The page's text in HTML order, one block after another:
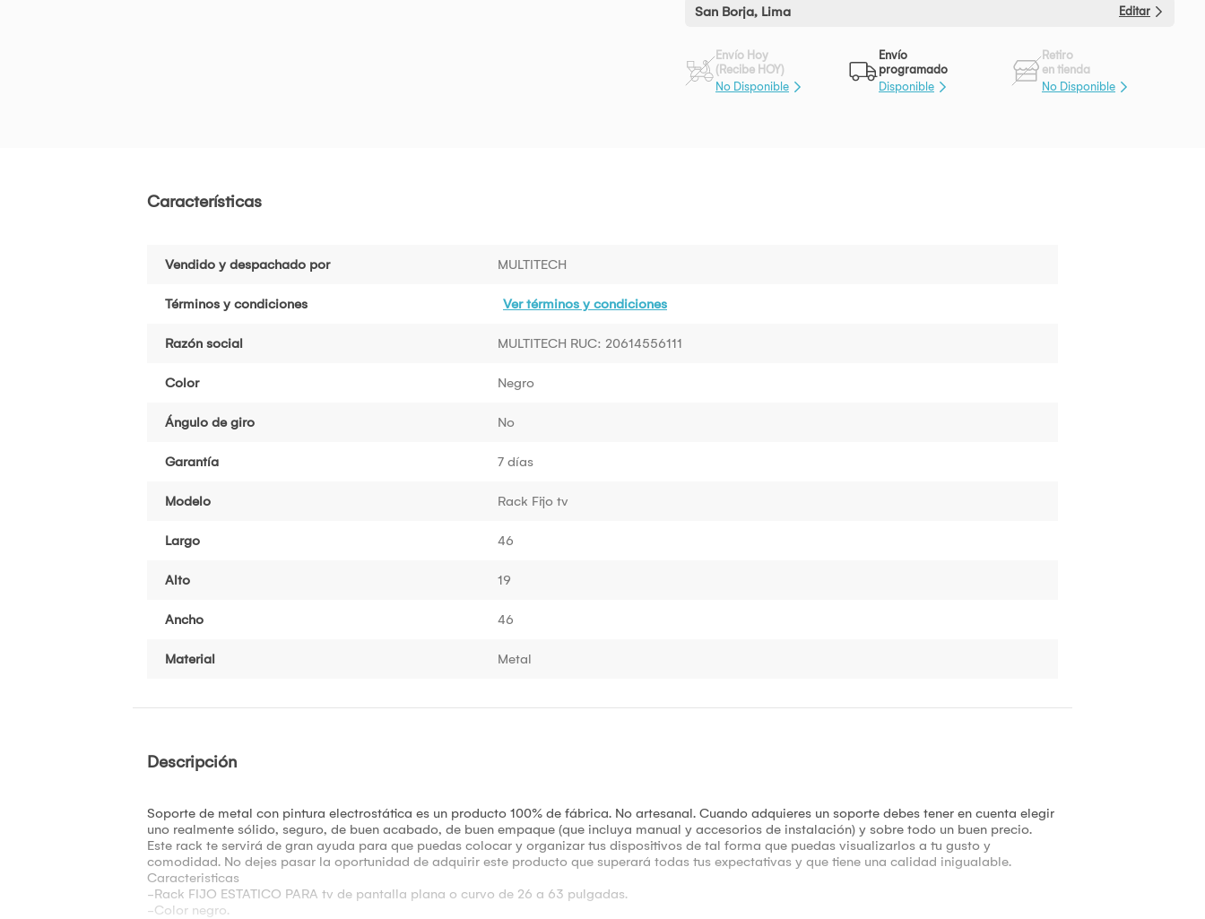
San Borja, Lima Editar
Envío Hoy
(Recibe HOY)
No Disponible
Envío
programado
Disponible
Retiro
en tienda
No Disponible
Características
Vendido y despachado por MULTITECH
Términos y condiciones Ver términos y condiciones
Razón social MULTITECH RUC: 20614556111
Color Negro
Ángulo de giro No
Garantía 7 días
Modelo Rack Fijo tv
Largo 46
Alto 19
Ancho 46
Material Metal
Descripción
Soporte de metal con pintura electrostática es un producto 100% de fábrica. No artesanal. Cuando adquieres un soporte debes tener en cuenta elegir
uno realmente sólido, seguro, de buen acabado, de buen empaque (que incluya manual y accesorios de instalación) y sobre todo un buen precio.
Este rack te servirá de gran ayuda para que puedas colocar y organizar tus dispositivos de tal forma que puedas visualizarlos a tu gusto y
comodidad. No dejes pasar la oportunidad de adquirir este producto que superará todas tus expectativas y que tiene una calidad inigualable.
Caracteristicas
-Rack FIJO ESTATICO PARA tv de pantalla plana o curvo de 26 a 63 pulgadas.
-Color negro.